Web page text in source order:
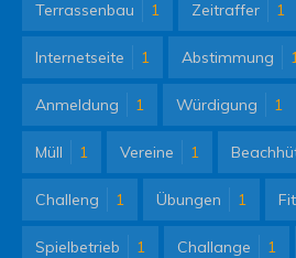
Terrassenbau 1 Zeitraffer 1
Internetseite 1 Abstimmung
Anmeldung 1 Würdigung 1
Müll 1 Vereine 1
Challeng 1 Übungen 1
Spielbetrieb 1 Challange 1